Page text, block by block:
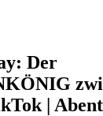
Der
|